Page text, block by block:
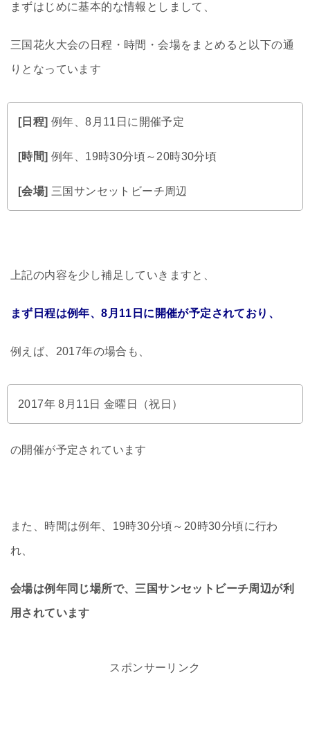
まずはじめに基本的な情報としまして、
三国花火大会の日程・時間・会場をまとめると以下の通
りとなっています
[日程] 例年、8月11日に開催予定
[時間] 例年、19時30分頃～20時30分頃
[会場] 三国サンセットビーチ周辺
上記の内容を少し補足していきますと、
まず日程は例年、8月11日に開催が予定されており、
例えば、2017年の場合も、
2017年 8月11日 金曜日（祝日）
の開催が予定されています
また、時間は例年、19時30分頃～20時30分頃に行わ
れ、
会場は例年同じ場所で、三国サンセットビーチ周辺が利
用されています
スポンサーリンク